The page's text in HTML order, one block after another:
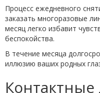
Процесс ежедневного
заказать многоразовые
месяц легко избавит
беспокойства.
В течение месяца
иллюзию ваших родных